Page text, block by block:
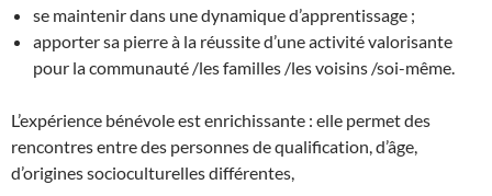
se maintenir dans une dynamique d’apprentissage ;
apporter sa pierre à la réussite d’une activité valorisante
pour la communauté /les familles /les voisins /soi-même.
L’expérience bénévole est enrichissante : elle permet des
rencontres entre des personnes de qualification, d’âge,
d’origines socioculturelles différentes,